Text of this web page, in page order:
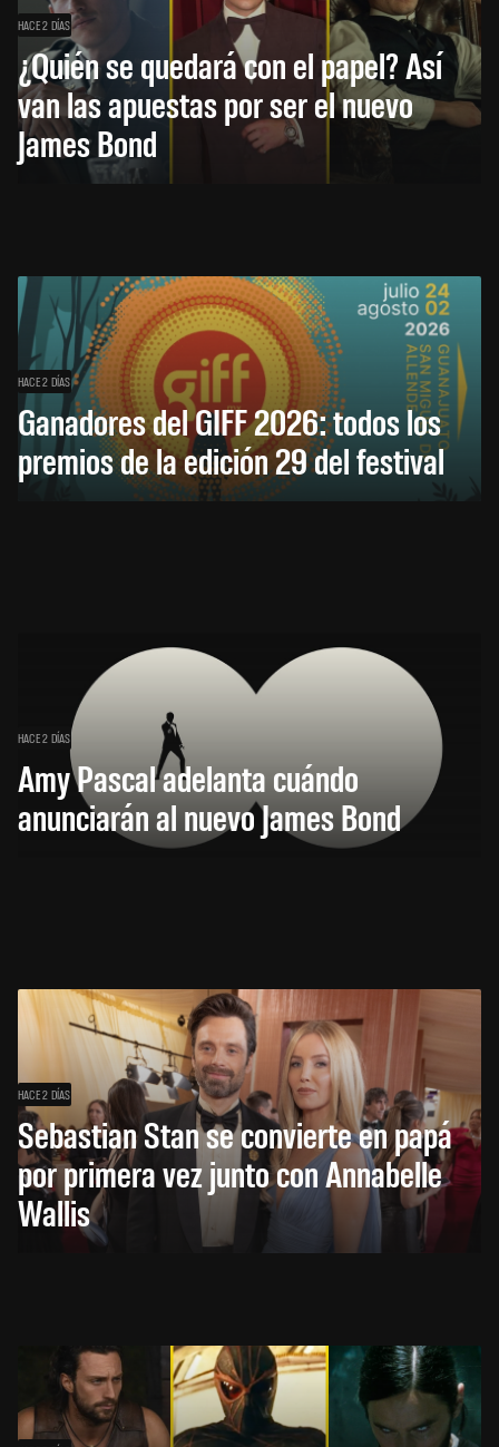
HACE 2 DÍAS
¿Quién se quedará con el papel? Así
van las apuestas por ser el nuevo
James Bond
HACE 2 DÍAS
Ganadores del GIFF 2026: todos los
premios de la edición 29 del festival
HACE 2 DÍAS
Amy Pascal adelanta cuándo
anunciarán al nuevo James Bond
HACE 2 DÍAS
Sebastian Stan se convierte en papá
por primera vez junto con Annabelle
Wallis